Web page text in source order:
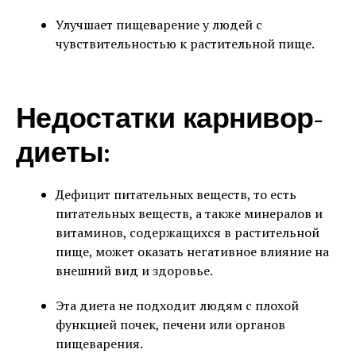
Улучшает пищеварение у людей с
чувствительностью к растительной пище.
Недостатки карнивор-
диеты:
Дефицит питательных веществ, то есть
питательных веществ, а также минералов и
витаминов, содержащихся в растительной
пище, может оказать негативное влияние на
внешний вид и здоровье.
Эта диета не подходит людям с плохой
функцией почек, печени или органов
пищеварения.